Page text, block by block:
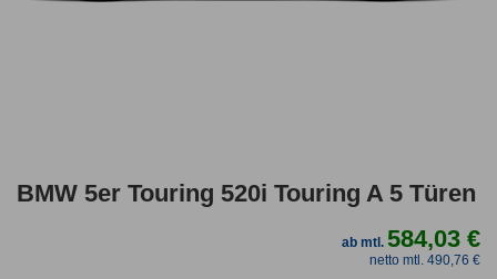
BMW 5er Touring 520i Touring A 5 Türen
ab mtl.584,03 €
netto mtl. 490,76 €